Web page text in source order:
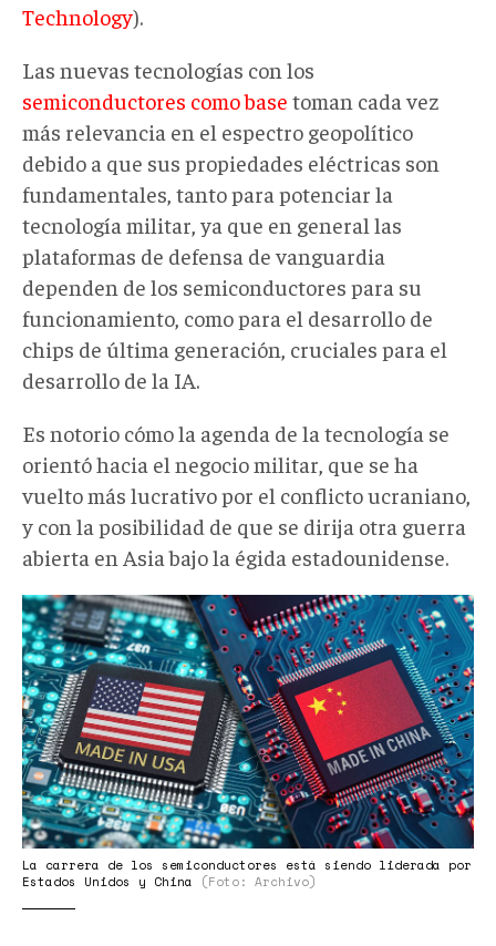
Technology).
Las nuevas tecnologías con los
semiconductores como base toman cada vez
más relevancia en el espectro geopolítico
debido a que sus propiedades eléctricas son
fundamentales, tanto para potenciar la
tecnología militar, ya que en general las
plataformas de defensa de vanguardia
dependen de los semiconductores para su
funcionamiento, como para el desarrollo de
chips de última generación, cruciales para el
desarrollo de la IA.
Es notorio cómo la agenda de la tecnología se
orientó hacia el negocio militar, que se ha
vuelto más lucrativo por el conflicto ucraniano,
y con la posibilidad de que se dirija otra guerra
abierta en Asia bajo la égida estadounidense.
News
Video.png
La carrera de los semiconductores está siendo liderada por
Estados Unidos y China
(Foto: Archivo)